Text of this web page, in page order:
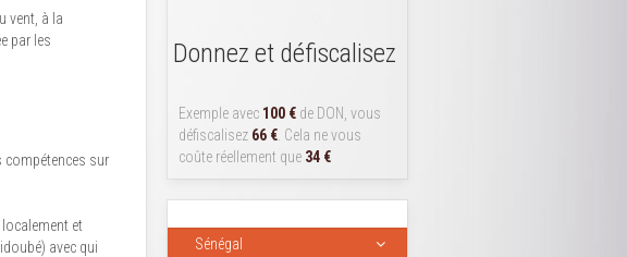
vent, à la
par les
compétences sur
localement et
avec qui
Donnez et défiscalisez
Exemple avec 100 € de DON, vous
défiscalisez 66 € . Cela ne vous
coûte réellement que 34 €
Sénégal